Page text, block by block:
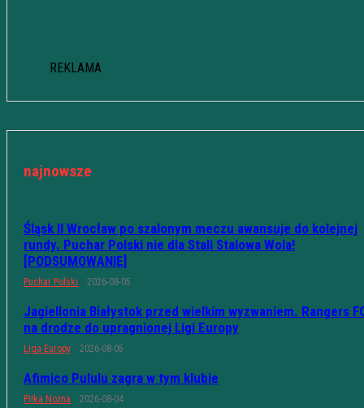
REKLAMA
najnowsze
Śląsk II Wrocław po szalonym meczu awansuje do kolejnej
rundy. Puchar Polski nie dla Stali Stalowa Wola!
[PODSUMOWANIE]
Puchar Polski 2026-08-05
Jagiellonia Białystok przed wielkim wyzwaniem. Rangers
na drodze do upragnionej Ligi Europy
Liga Europy 2026-08-05
Afimico Pululu zagra w tym klubie
Piłka Nożna 2026-08-04